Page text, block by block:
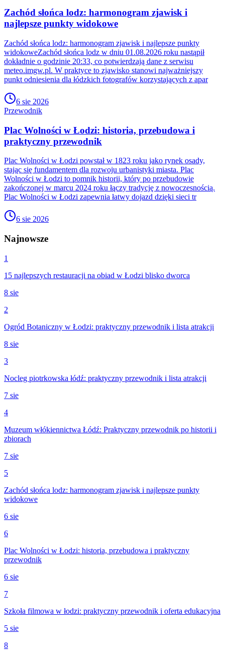
Zachód słońca lodz: harmonogram zjawisk i
najlepsze punkty widokowe
Zachód słońca lodz: harmonogram zjawisk i najlepsze punkty
widokoweZachód słońca lodz w dniu 01.08.2026 roku nastąpił
dokładnie o godzinie 20:33, co potwierdzają dane z serwisu
meteo.imgw.pl. W praktyce to zjawisko stanowi najważniejszy
punkt odniesienia dla łódzkich fotografów korzystających z apar
6 sie 2026
Przewodnik
Plac Wolności w Łodzi: historia, przebudowa i
praktyczny przewodnik
Plac Wolności w Łodzi powstał w 1823 roku jako rynek osady,
stając się fundamentem dla rozwoju urbanistyki miasta. Plac
Wolności w Łodzi to pomnik historii, który po przebudowie
zakończonej w marcu 2024 roku łączy tradycję z nowoczesnością.
Plac Wolności w Łodzi zapewnia łatwy dojazd dzięki sieci tr
6 sie 2026
Najnowsze
1
15 najlepszych restauracji na obiad w Łodzi blisko dworca
8 sie
2
Ogród Botaniczny w Łodzi: praktyczny przewodnik i lista atrakcji
8 sie
3
Nocleg piotrkowska łódź: praktyczny przewodnik i lista atrakcji
7 sie
4
Muzeum włókiennictwa Łódź: Praktyczny przewodnik po historii i
zbiorach
7 sie
5
Zachód słońca lodz: harmonogram zjawisk i najlepsze punkty
widokowe
6 sie
6
Plac Wolności w Łodzi: historia, przebudowa i praktyczny
przewodnik
6 sie
7
Szkoła filmowa w łodzi: praktyczny przewodnik i oferta edukacyjna
5 sie
8